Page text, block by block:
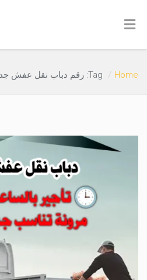
Home Tag: رقم دباب نقل عفش جدة